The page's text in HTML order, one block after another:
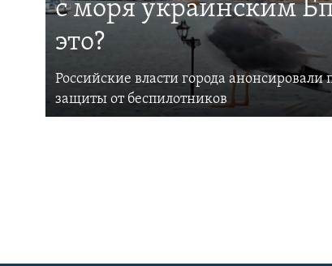
с моря украинским
это?
Российские власти города
защиты от беспилотников